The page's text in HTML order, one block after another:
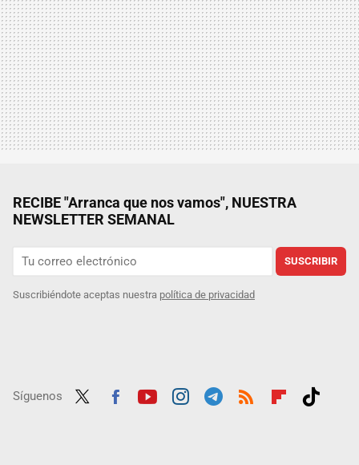
RECIBE "Arranca que nos vamos", NUESTRA
NEWSLETTER SEMANAL
SUSCRIBIR
Suscribiéndote aceptas nuestra política de privacidad
Síguenos